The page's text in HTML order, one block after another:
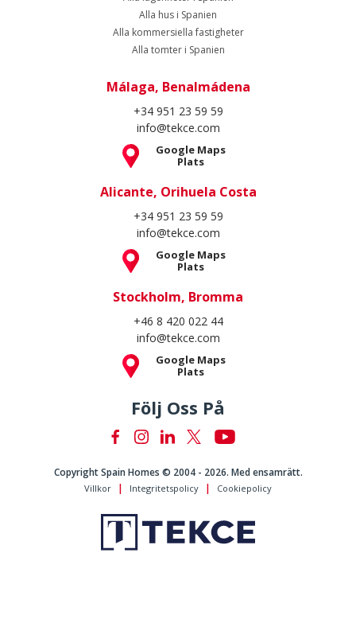
+34 951 23 59 59
info@tekce.com
Google Maps
Plats
Alicante, Orihuela Costa
+34 951 23 59 59
info@tekce.com
Google Maps
Plats
Stockholm, Bromma
+46 8 420 022 44
info@tekce.com
Google Maps
Plats
Följ Oss På
Copyright Spain Homes © 2004 - 2026. Med ensamrätt.